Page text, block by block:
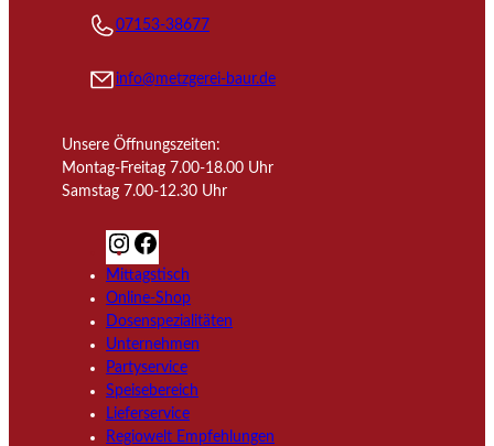
07153-38677
info@metzgerei-baur.de
Unsere Öffnungszeiten:
Montag-Freitag 7.00-18.00 Uhr
Samstag 7.00-12.30 Uhr
I
n
s
t
a
g
r
a
m
a
c
e
b
o
o
k
Mittagstisch
Online-Shop
Dosenspezialitäten
Unternehmen
Partyservice
Speisebereich
Lieferservice
Regiowelt Empfehlungen